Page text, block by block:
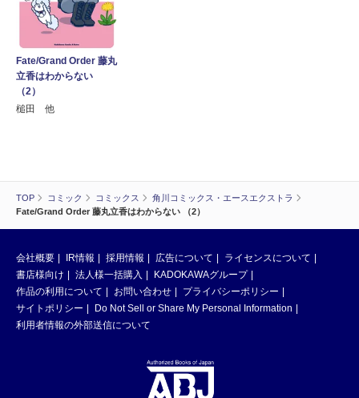
TOP コミック コミックス
角川コミックス・エースエクストラ
Fate/Grand Order 藤丸立香はわからない （2）
Fate/Grand Order 藤丸
立香はわからない
（2）
槌田 他
会社概要 IR情報 採用情報 広告について
ライセンスについて
書店様向け
法人様一括購入
KADOKAWAグループ
作品の利用について
お問い合わせ
プライバシーポリシー
サイトポリシー
Do Not Sell or Share My Personal Information
利用者情報の外部送信について